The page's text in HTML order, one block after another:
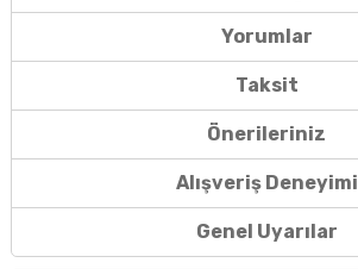
Yorumlar
Taksit
Önerileriniz
Alışveriş Deneyimi
Genel Uyarılar